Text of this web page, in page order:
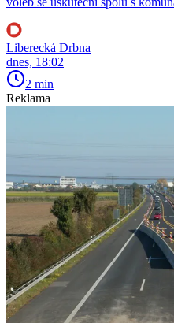
Liberecká Drbna
dnes, 18:02
2 min
Reklama